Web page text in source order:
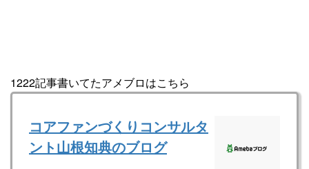
1222記事書いてたアメブロはこちら
コアファンづくりコンサルタ
ント山根知典のブログ